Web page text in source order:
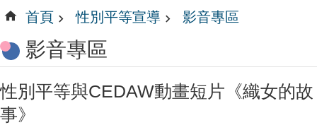
:::
首頁 性別平等宣導 影音專區
影音專區
性別平等與CEDAW動畫短片《織女的故
事》